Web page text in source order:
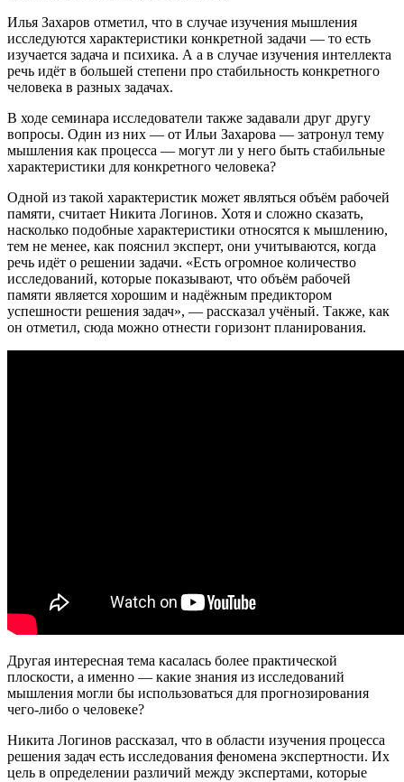
Илья Захаров отметил, что в случае изучения мышления
исследуются характеристики конкретной задачи — то есть
изучается задача и психика. А а в случае изучения интеллекта
речь идёт в большей степени про стабильность конкретного
человека в разных задачах.
В ходе семинара исследователи также задавали друг другу
вопросы. Один из них — от Ильи Захарова — затронул тему
мышления как процесса — могут ли у него быть стабильные
характеристики для конкретного человека?
Одной из такой характеристик может являться объём рабочей
памяти, считает Никита Логинов. Хотя и сложно сказать,
насколько подобные характеристики относятся к мышлению,
тем не менее, как пояснил эксперт, они учитываются, когда
речь идёт о решении задачи. «Есть огромное количество
исследований, которые показывают, что объём рабочей
памяти является хорошим и надёжным предиктором
успешности решения задач», — рассказал учёный. Также, как
он отметил, сюда можно отнести горизонт планирования.
Другая интересная тема касалась более практической
плоскости, а именно — какие знания из исследований
мышления могли бы использоваться для прогнозирования
чего-либо о человеке?
Никита Логинов рассказал, что в области изучения процесса
решения задач есть исследования феномена экспертности. Их
цель в определении различий между экспертами, которые